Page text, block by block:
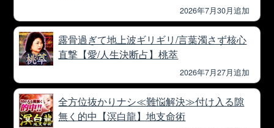
2026年7月30月追加
露骨過ぎて地上波ギリギリ/言葉濁さず核心
直撃【愛/人生決断占】桃萃
2026年7月27月追加
全方位抜かりナシ≪難悩解決≫付け入る隙
無く的中【溟白龍】地支命術